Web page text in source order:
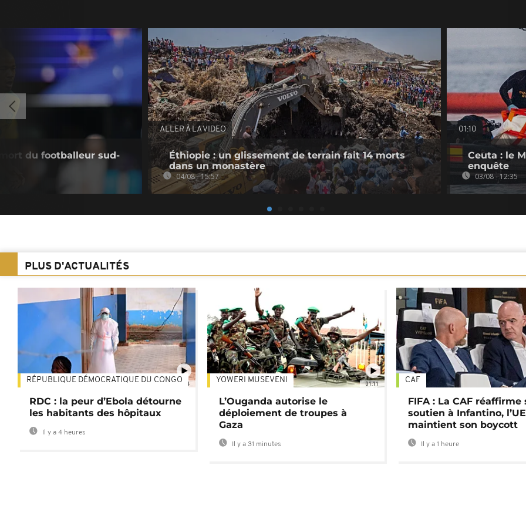
du footballeur sud-
ALLER À LA VIDEO
Éthiopie : un glissement de terrain fait 14 morts
dans un monastère
04/08 - 15:57
01:10
Ceuta : le
enquête
03/08 - 12:35
PLUS D'ACTUALITÉS
01:34
RÉPUBLIQUE DÉMOCRATIQUE DU CONGO
RDC : la peur d’Ebola détourne
les habitants des hôpitaux
Il y a 4 heures
01:11
YOWERI MUSEVENI
L’Ouganda autorise le
déploiement de troupes à
Gaza
Il y a 31 minutes
CAF
FIFA : La CAF réaffirme
soutien à Infantino,
maintient son boycott
Il y a 1 heure